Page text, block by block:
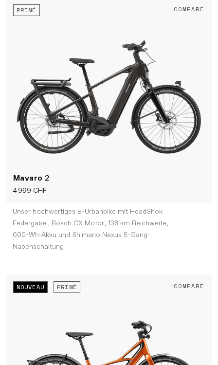
PRIMÉ
Mavaro 2
4 999 CHF
+COMPARE
Unser hochwertiges E-Urbanbike mit HeadShok
Federgabel, Bosch CX Motor, 138 km Reichweite,
600-Wh-Akku und Shimano Nexus 5-Gang-
Nabenschaltung
NOUVEAU PRIMÉ +COMPARE